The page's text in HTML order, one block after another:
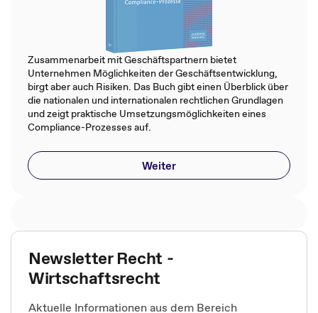
Zusammenarbeit mit Geschäftspartnern bietet
Unternehmen Möglichkeiten der Geschäftsentwicklung,
birgt aber auch Risiken. Das Buch gibt einen Überblick über
die nationalen und internationalen rechtlichen Grundlagen
und zeigt praktische Umsetzungsmöglichkeiten eines
Compliance-Prozesses auf.
Weiter
Newsletter Recht -
Wirtschaftsrecht
Aktuelle Informationen aus dem Bereich